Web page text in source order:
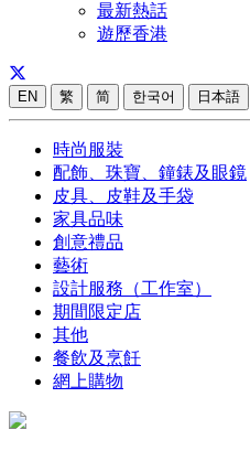
最新熱話
遊歷香港
EN 繁 简 한국어 日本語
時尚服裝
配飾、珠寶、鐘錶及眼鏡
皮具、皮鞋及手袋
家具品味
創意禮品
藝術
設計服務（工作室）
期間限定店
其他
餐飲及烹飪
網上購物